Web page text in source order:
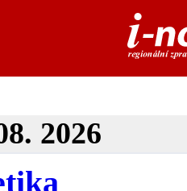
2026